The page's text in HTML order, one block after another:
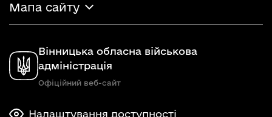
Мапа сайту
Вінницька обласна військова
адміністрація
Офіційний веб-сайт
Налаштування доступності